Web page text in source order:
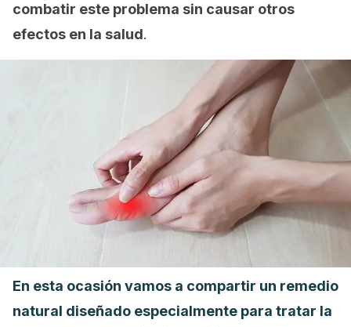
combatir este problema sin causar otros
efectos en la salud.
En esta ocasión vamos a compartir un remedio
natural diseñado especialmente para tratar la